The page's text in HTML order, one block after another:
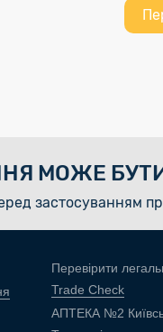
МОЖЕ
застосуванням
Перевірити
Trade Check
АПТЕКА №2